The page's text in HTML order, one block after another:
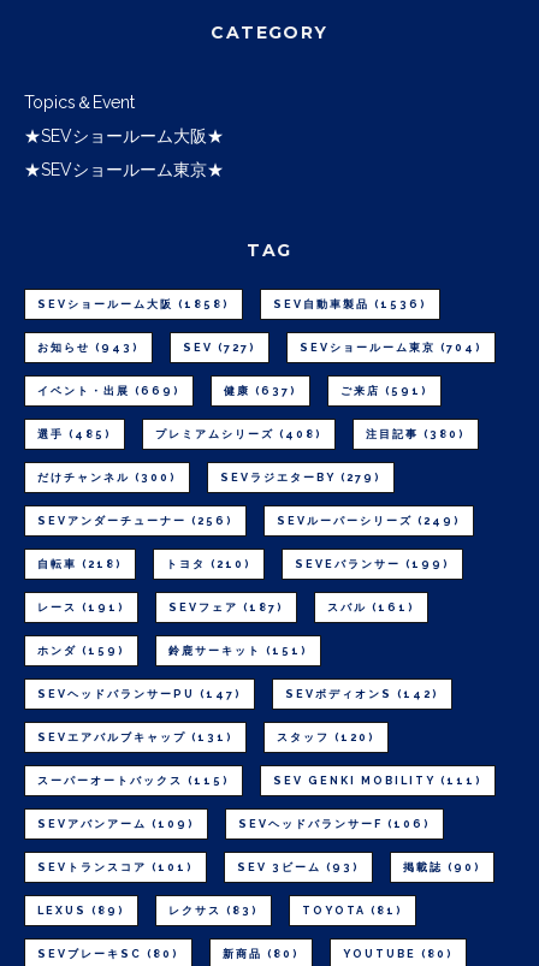
CATEGORY
Topics＆Event
★SEVショールーム大阪★
★SEVショールーム東京★
TAG
SEVショールーム大阪 (1858) SEV自動車製品 (1536)
お知らせ (943) SEV (727) SEVショールーム東京 (704)
イベント・出展 (669) 健康 (637) ご来店 (591)
選手 (485) プレミアムシリーズ (408) 注目記事 (380)
だけチャンネル (300) SEVラジエターBY (279)
SEVアンダーチューナー (256) SEVルーパーシリーズ (249)
自転車 (218) トヨタ (210) SEVEバランサー (199)
レース (191) SEVフェア (187) スバル (161)
ホンダ (159) 鈴鹿サーキット (151)
SEVヘッドバランサーPU (147) SEVボディオンS (142)
SEVエアバルブキャップ (131) スタッフ (120)
スーパーオートバックス (115) SEV GENKI MOBILITY (111)
SEVアバンアーム (109) SEVヘッドバランサーF (106)
SEVトランスコア (101) SEV 3ビーム (93) 掲載誌 (90)
LEXUS (89) レクサス (83) TOYOTA (81)
SEVブレーキSC (80) 新商品 (80) YOUTUBE (80)